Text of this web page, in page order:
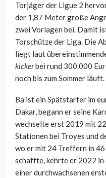
Torjäger der Ligue 2
der 1,87 Meter große
zwei Vorlagen bei. Damit
Torschütze der Liga. Die
liegt laut
kickerbei rund 300.000
noch bis zum Sommer läuft.
Ba ist ein Spätstarter im
Dakar, begann er seine
wechselte erst 2019 mit
Stationen bei Troyes und
wo er mit 24 Treffern in 46
schaffte, kehrte er 2022 in
einer durchwachsenen